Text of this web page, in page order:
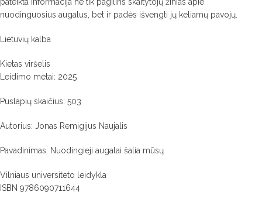
nuodinguosius augalus, bet ir padės išvengti jų keliamų pavojų.
Lietuvių kalba
Kietas viršelis
Leidimo metai: 2025
Puslapių skaičius: 503
Autorius: Jonas Remigijus Naujalis
Pavadinimas: Nuodingieji augalai šalia mūsų
Vilniaus universiteto leidykla
ISBN 9786090711644